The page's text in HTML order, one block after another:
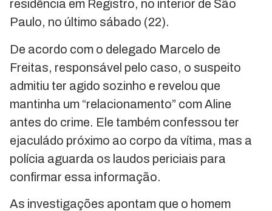
residência em Registro, no interior de São
Paulo, no último sábado (22).
De acordo com o delegado Marcelo de
Freitas, responsável pelo caso, o suspeito
admitiu ter agido sozinho e revelou que
mantinha um “relacionamento” com Aline
antes do crime. Ele também confessou ter
ejaculádo próximo ao corpo da vítima, mas a
polícia aguarda os laudos periciais para
confirmar essa informação.
As investigações apontam que o homem